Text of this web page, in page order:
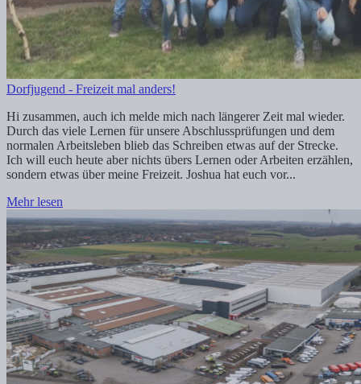
Dorfjugend - Freizeit mal anders!
Hi zusammen, auch ich melde mich nach längerer Zeit mal wieder.
Durch das viele Lernen für unsere Abschlussprüfungen und dem
normalen Arbeitsleben blieb das Schreiben etwas auf der Strecke.
Ich will euch heute aber nichts übers Lernen oder Arbeiten erzählen,
sondern etwas über meine Freizeit. Joshua hat euch vor...
Mehr lesen